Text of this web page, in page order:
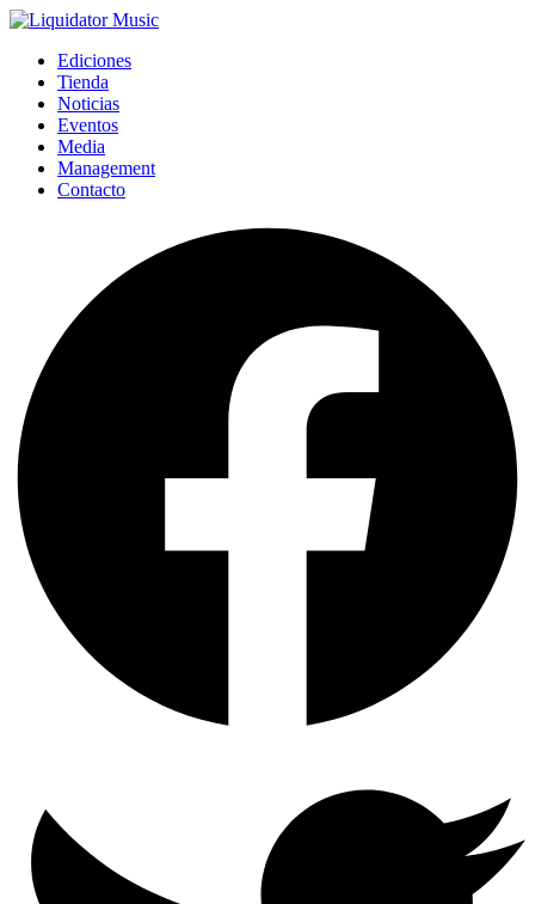
Ediciones
Tienda
Noticias
Eventos
Media
Management
Contacto